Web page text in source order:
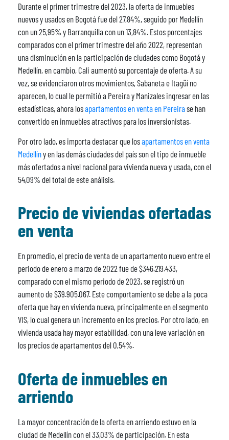
Durante el primer trimestre del 2023, la oferta de inmuebles
nuevos y usados en Bogotá fue del 27,84%, seguido por Medellín
con un 25,95% y Barranquilla con un 13,84%. Estos porcentajes
comparados con el primer trimestre del año 2022, representan
una disminución en la participación de ciudades como Bogotá y
Medellín, en cambio, Cali aumentó su porcentaje de oferta. A su
vez, se evidenciaron otros movimientos, Sabaneta e Itagüí no
aparecen, lo cual le permitió a Pereira y Manizales ingresar en las
estadísticas, ahora losapartamentos en venta en Pereirase han
convertido en inmuebles atractivos para los inversionistas.
Por otro lado, es importa destacar que losapartamentos en venta
Medellíny en las demás ciudades del país son el tipo de inmueble
más ofertados a nivel nacional para vivienda nueva y usada, con el
54,09% del total de este análisis.
Precio de viviendas ofertadas
en venta
En promedio, el precio de venta de un apartamento nuevo entre el
periodo de enero a marzo de 2022 fue de $346.219.433,
comparado con el mismo periodo de 2023, se registró un
aumento de $39.905.067. Este comportamiento se debe a la poca
oferta que hay en vivienda nueva, principalmente en el segmento
VIS, lo cual genera un incremento en los precios. Por otro lado, en
vivienda usada hay mayor estabilidad, con una leve variación en
los precios de apartamentos del 0,54%.
Oferta de inmuebles en
arriendo
La mayor concentración de la oferta en arriendo estuvo en la
ciudad de Medellín con el 33,03% de participación. En esta